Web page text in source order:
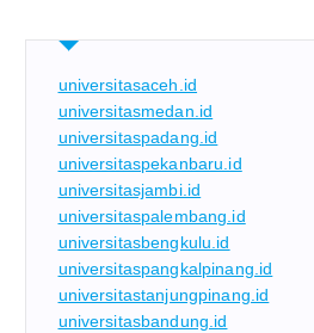
universitasaceh.id
universitasmedan.id
universitaspadang.id
universitaspekanbaru.id
universitasjambi.id
universitaspalembang.id
universitasbengkulu.id
universitaspangkalpinang.id
universitastanjungpinang.id
universitasbandung.id